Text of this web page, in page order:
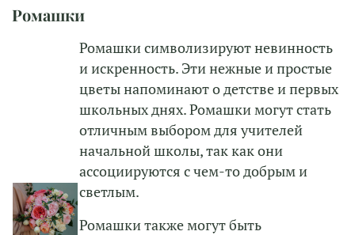
Ромашки
Ромашки символизируют невинность
и искренность. Эти нежные и простые
цветы напоминают о детстве и первых
школьных днях. Ромашки могут стать
отличным выбором для учителей
начальной школы, так как они
ассоциируются с чем-то добрым и
светлым.
Ромашки также могут быть